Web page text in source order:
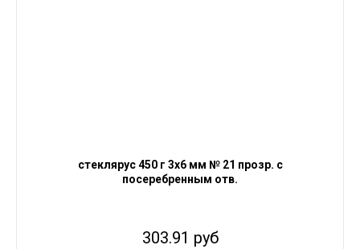
стеклярус 450 г 3х6 мм № 21 прозр. с
посеребренным отв.
303.91 руб